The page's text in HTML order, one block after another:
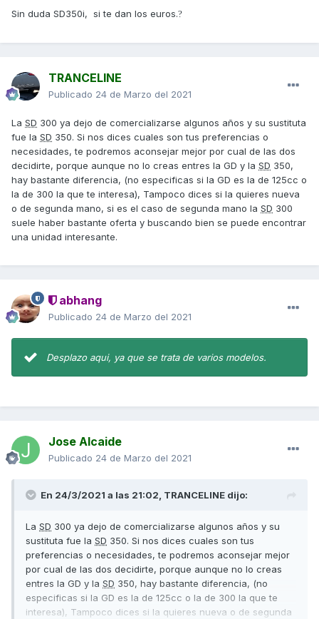
Sin duda SD350i, si te dan los euros.?
TRANCELINE
Publicado 24 de Marzo del 2021
La SD 300 ya dejo de comercializarse algunos años y su sustituta
fue la SD 350. Si nos dices cuales son tus preferencias o
necesidades, te podremos aconsejar mejor por cual de las dos
decidirte, porque aunque no lo creas entres la GD y la SD 350,
hay bastante diferencia, (no especificas si la GD es la de 125cc o
la de 300 la que te interesa), Tampoco dices si la quieres nueva
o de segunda mano, si es el caso de segunda mano la SD 300
suele haber bastante oferta y buscando bien se puede encontrar
una unidad interesante.
abhang
Publicado 24 de Marzo del 2021
Desplazo aqui, ya que se trata de varios modelos.
Jose Alcaide
Publicado 24 de Marzo del 2021
En 24/3/2021 a las 21:02, TRANCELINE dijo:
La SD 300 ya dejo de comercializarse algunos años y su
sustituta fue la SD 350. Si nos dices cuales son tus
preferencias o necesidades, te podremos aconsejar mejor
por cual de las dos decidirte, porque aunque no lo creas
entres la GD y la SD 350, hay bastante diferencia, (no
especificas si la GD es la de 125cc o la de 300 la que te
interesa), Tampoco dices si la quieres nueva o de segunda